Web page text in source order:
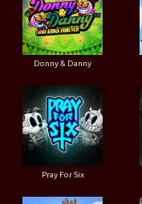
Donny & Danny
Pray For Six